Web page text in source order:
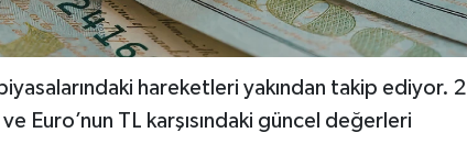
hareketleri yakından takip ediyor. 2
Euro’nun TL karşısındaki güncel değerleri